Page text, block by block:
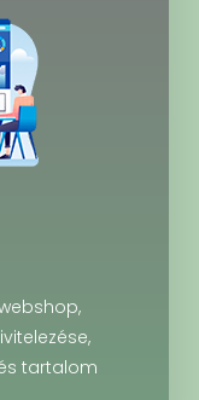
tartalom